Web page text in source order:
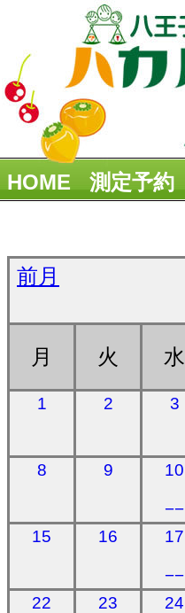
HOME 測定予約
前月
月 火 水
1 2 3
8 9 10
−−
15
16 17
−−
22
23 24